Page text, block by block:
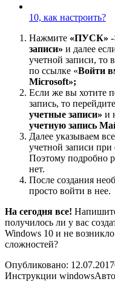
10, как настроить?
Нажмите «ПУСК»
записи» и далее
учетной записи, то
по ссылке «Войти
Microsoft»;
Если же вы хотите
запись, то
учетные записи» и
учетную запись
Далее указываем
учетной записи при
Поэтому подробно
нет.
После создания
просто войти в нее.
На сегодня все!
получилось ли у вас
Windows 10 и не
сложностей?
Опубликовано: 12.07.2017
Инструкции windows